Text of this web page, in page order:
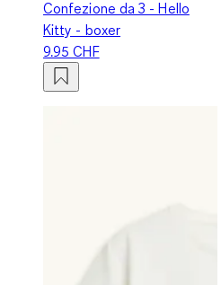
Confezione da 3 - Hello
Kitty - boxer
9.95 CHF